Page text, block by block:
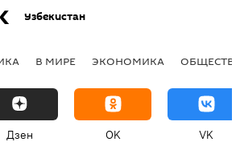
Узбекистан
В МИРЕ ЭКОНОМИКА
Дзен OK VK